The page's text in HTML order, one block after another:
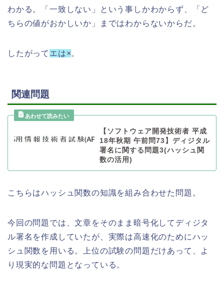
わかる。「一致しない」という事しかわからず、「ど
ちらの値がおかしいか」まではわからないからだ。
したがって エは×。
関連問題
【ソフトウェア開発技術者 平成
18年秋期 午前問73】ディジタル
署名に関する問題3(ハッシュ関
数の活用)
こちらはハッシュ関数の知識を組み合わせた問題。
今回の問題では、文章をそのまま暗号化してディジタ
ル署名を作成していたが、実際は高速化のためにハッ
シュ関数を用いる。上位の試験の問題だけあって、よ
り現実的な問題となっている。